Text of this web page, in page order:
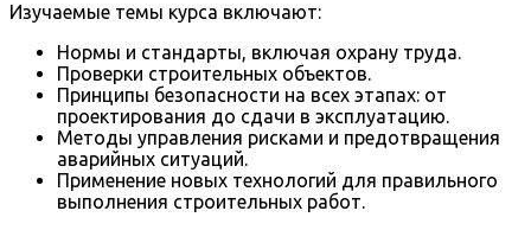
Изучаемые темы курса включают:
Нормы и стандарты, включая охрану труда.
Проверки строительных объектов.
Принципы безопасности на всех этапах: от
проектирования до сдачи в эксплуатацию.
Методы управления рисками и предотвращения
аварийных ситуаций.
Применение новых технологий для правильного
выполнения строительных работ.